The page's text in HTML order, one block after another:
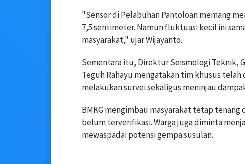
"Sensor di Pelabuhan Pantoloan memang
7,5 sentimeter. Namun fluktuasi kecil ini
masyarakat," ujar Wijayanto.
Sementara itu, Direktur Seismologi Teknik,
Teguh Rahayu mengatakan tim khusus
melakukan survei sekaligus meninjau
BMKG mengimbau masyarakat tetap
belum terverifikasi. Warga juga diminta
mewaspadai potensi gempa susulan.